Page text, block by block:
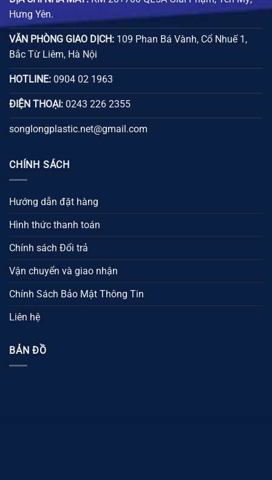
Hưng Yên.
VĂN PHÒNG GIAO DỊCH: 109 Phan Bá Vành, Cổ Nhuế 1,
Bắc Từ Liêm, Hà Nội
HOTLINE: 0904 02 1963
ĐIỆN THOẠI: 0243 226 2355
songlongplastic.net@gmail.com
CHÍNH SÁCH
Hướng dẫn đặt hàng
Hình thức thanh toán
Chính sách Đổi trả
Vận chuyển và giao nhận
Chính Sách Bảo Mật Thông Tin
Liên hệ
BẢN ĐỒ